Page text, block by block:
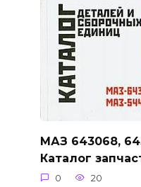
МАЗ 643068,
Каталог
0 20